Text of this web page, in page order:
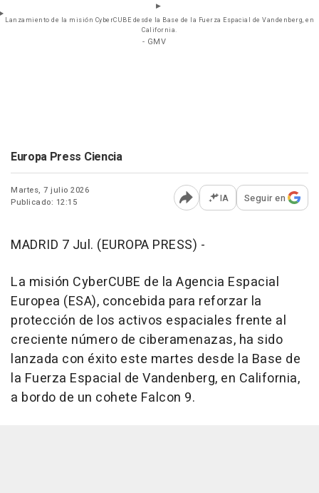
Lanzamiento de la misión CyberCUBE desde la Base de la Fuerza Espacial de Vandenberg, en
California.
- GMV
Europa Press Ciencia
Martes, 7 julio 2026
Publicado: 12:15
Abrir opciones para
IA Seguir en
MADRID 7 Jul. (EUROPA PRESS) -
La misión CyberCUBE de la Agencia Espacial
Europea (ESA), concebida para reforzar la
protección de los activos espaciales frente al
creciente número de ciberamenazas, ha sido
lanzada con éxito este martes desde la Base de
la Fuerza Espacial de Vandenberg, en California,
a bordo de un cohete Falcon 9.